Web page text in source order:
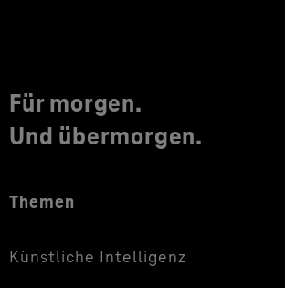
Für morgen.
Und übermorgen.
Themen
Künstliche Intelligenz